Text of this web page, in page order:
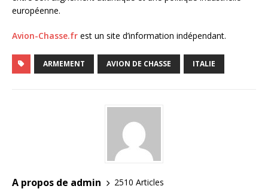
européenne.
Avion-Chasse.fr est un site d’information indépendant.
ARMEMENT AVION DE CHASSE ITALIE
A propos de admin
2510 Articles